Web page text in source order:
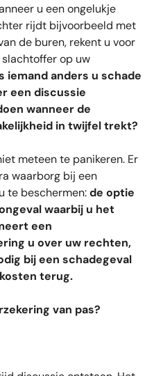
u een ongelukje
rijdt bijvoorbeeld met
de buren, rekent u voor
op uw
iemand anders u schade
een discussie
wanneer de
in twijfel trekt?
meteen te panikeren. Er
waarborg bij een
te beschermen:de optie
waarbij u het
een
u over uw rechten,
bij een schadegeval
terug.
van pas?